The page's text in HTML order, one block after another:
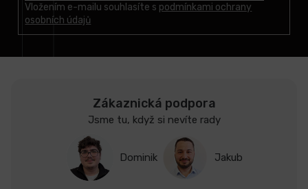
Vložením e-mailu souhlasíte s podmínkami ochrany
osobních údajů
Zákaznická podpora
Jsme tu, když si nevíte rady
Dominik Jakub